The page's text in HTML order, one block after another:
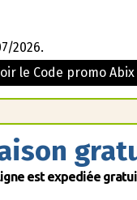
2026.
le Code promo Abix
est expediée